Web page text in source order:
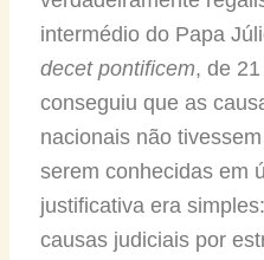
intermédio do Papa
decet pontificem, de
conseguiu que as
nacionais não
serem conhecidas em
justificativa era
causas judiciais por